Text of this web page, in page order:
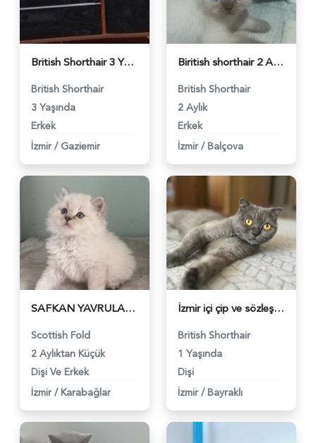
British Shorthair 3 Yaşında Sessiz Badem - 5270
British Shorthair
3 Yaşında
Erkek
İzmir / Gaziemir
Biritish shorthair 2 Aylık Erkek - 5261
British Shorthair
2 Aylık
Erkek
İzmir / Balçova
SAFKAN YAVRULARIM TESLİME HAZIR - 5155
Scottish Fold
2 Aylıktan Küçük
Dişi Ve Erkek
İzmir / Karabağlar
İzmir içi çip ve sözleşme şartıyla ömürlük yuvasını arıyorum - 5131
British Shorthair
1 Yaşında
Dişi
İzmir / Bayraklı